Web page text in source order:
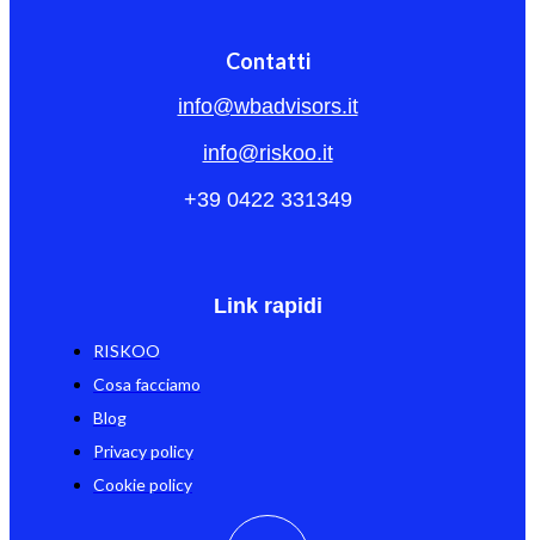
Contatti
info@wbadvisors.it
info@riskoo.it
+39 0422 331349
Link rapidi
RISKOO
Cosa facciamo
Blog
Privacy policy
Cookie policy